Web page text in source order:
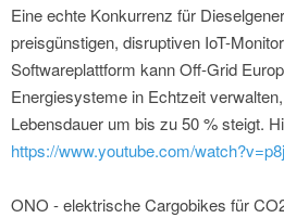
Eine echte Konkurrenz für
preisgünstigen, disruptiven IoT-
Softwareplattform kann Off-Grid
Energiesysteme in Echtzeit
Lebensdauer um bis zu 50 % steigt.
https://www.youtube.com/
ONO - elektrische Cargobikes für